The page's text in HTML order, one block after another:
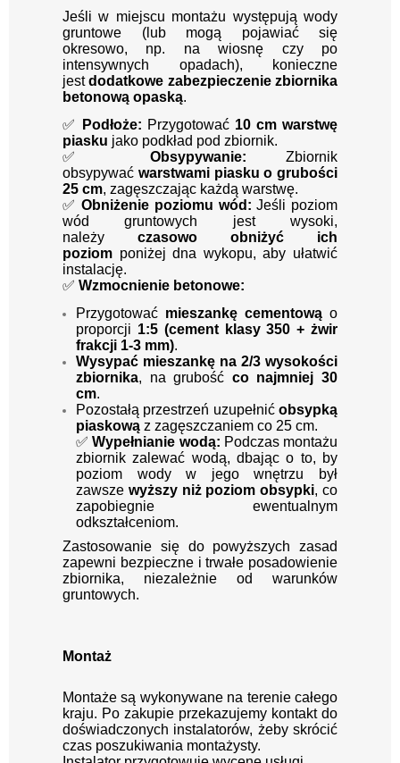
Jeśli w miejscu montażu występują wody
gruntowe (lub mogą pojawiać się
okresowo, np. na wiosnę czy po
intensywnych opadach), konieczne
jestdodatkowe zabezpieczenie zbiornika
betonową opaską.
✅
Podłoże: Przygotować 10 cm warstwę
piasku jako podkład pod zbiornik.
✅ Obsypywanie: Zbiornik
obsypywać warstwami piasku o grubości
25 cm, zagęszczając każdą warstwę.
✅Obniżenie poziomu wód: Jeśli poziom
wód gruntowych jest wysoki,
należy czasowo obniżyć ich
poziom poniżej dna wykopu, aby ułatwić
instalację.
✅ Wzmocnienie betonowe:
Przygotować mieszankę cementową o
proporcji 1:5 (cement klasy 350 + żwir
frakcji 1-3 mm).
Wysypać mieszankę na 2/3 wysokości
zbiornika, na grubość co najmniej 30
cm.
Pozostałą przestrzeń uzupełnić obsypką
piaskową z zagęszczaniem co 25 cm.
✅Wypełnianie wodą: Podczas montażu
zbiornik zalewać wodą, dbając o to, by
poziom wody w jego wnętrzu był
zawsze wyższy niż poziom obsypki, co
zapobiegnie ewentualnym
odkształceniom.
Zastosowanie się do powyższych zasad
zapewni bezpieczne i trwałe posadowienie
zbiornika, niezależnie od warunków
gruntowych.
Montaż
Montaże są wykonywane na terenie całego
kraju. Po zakupie przekazujemy kontakt do
doświadczonych instalatorów, żeby skrócić
czas poszukiwania montażysty.